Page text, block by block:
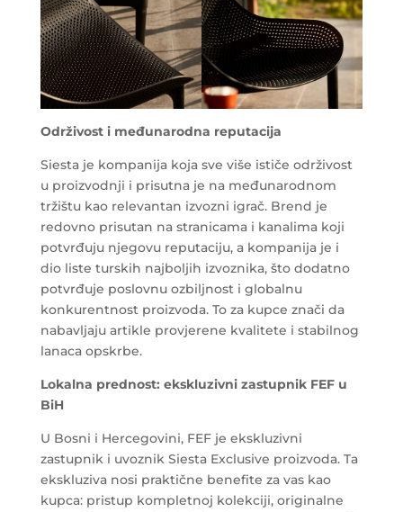
Održivost i međunarodna reputacija
Siesta je kompanija koja sve više ističe održivost
u proizvodnji i prisutna je na međunarodnom
tržištu kao relevantan izvozni igrač. Brend je
redovno prisutan na stranicama i kanalima koji
potvrđuju njegovu reputaciju, a kompanija je i
dio liste turskih najboljih izvoznika, što dodatno
potvrđuje poslovnu ozbiljnost i globalnu
konkurentnost proizvoda. To za kupce znači da
nabavljaju artikle provjerene kvalitete i stabilnog
lanaca opskrbe.
Lokalna prednost: ekskluzivni zastupnik FEF u
BiH
U Bosni i Hercegovini, FEF je ekskluzivni
zastupnik i uvoznik Siesta Exclusive proizvoda. Ta
ekskluziva nosi praktične benefite za vas kao
kupca: pristup kompletnoj kolekciji, originalne